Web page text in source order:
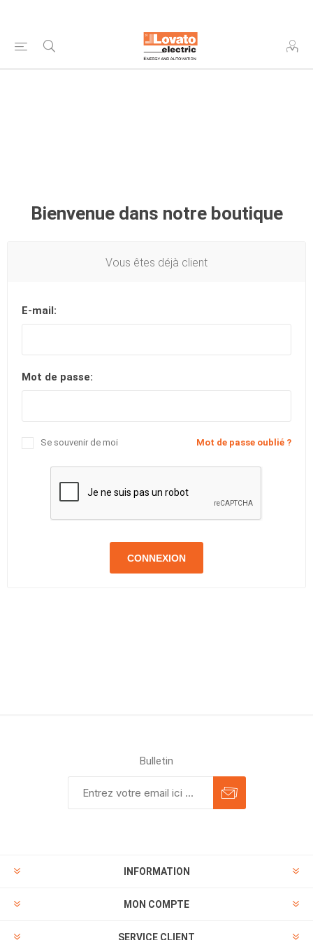
Bienvenue dans notre boutique
Vous êtes déjà client
E-mail:
Mot de passe:
Mot de passe oublié ?
Se souvenir de moi
CONNEXION
Bulletin
INFORMATION
MON COMPTE
SERVICE CLIENT